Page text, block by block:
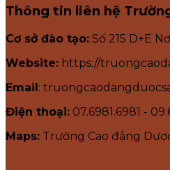
Thông tin liên hệ
Cơ sở đào tạo: Số 215 D+E
Website: https://
Email:
Điện thoại: 07.6981.6981 -
Maps: Trường Cao đẳng